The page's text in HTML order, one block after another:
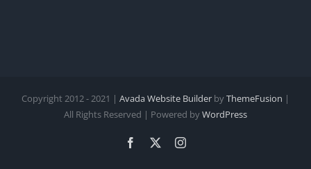
Copyright 2012 - 2021 | Avada Website Builder byThemeFusion |
All Rights Reserved | Powered byWordPress
Facebook Instagram